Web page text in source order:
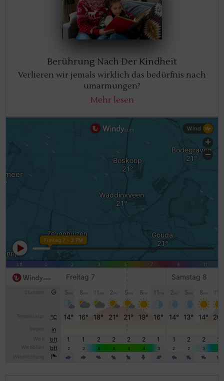
Berührung Nach Der Kindheit
Verlieren wir jemals wirklich das bedürfnis nach
umarmungen?
Mehr lesen